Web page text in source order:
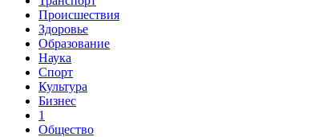
Происшествия
Здоровье
Образование
Наука
Спорт
Культура
Бизнес
1
Общество